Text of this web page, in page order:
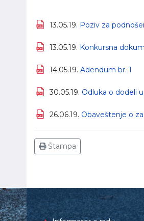
13.05.19. Poziv za
13.05.19. Konkursna
14.05.19. Adendum br. 1
30.05.19. Odluka o dodeli
26.06.19. Obaveštenje o
Štampa